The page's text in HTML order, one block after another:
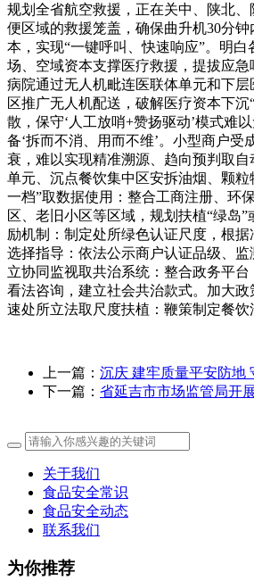
规划全省航空救援，正在关中、陕北
便区域的救援笼盖，确保曲升机30分
本，实现“一键呼叫、快速响应”。明
场、空域资本支撑医疗救援，提拔应
病院通过无人机毗连医联体单元和下
区推广无人机配送，破解医疗资本下
散，保守‘人工放哨+赞扬驱动’模式难
备‘拆而不消、用而不维’。小型商户
衰，难以实现精准溯源、趋向预判取
单元、沉点餐饮集中区安拆油烟、颗
一档”取数据使用：整合工商注册、环
区、老旧小区等区域，规划扶植“绿岛
励机制：制定处所绿色认证尺度，根
选择指导：依法公示商户认证品级、
立协同监视取共治系统：整合政务平
看法咨询，建立社会共治款式。加大
速处所立法取尺度扶植：鞭策制定餐
上一篇： 沉庆 建牢质量平安防地
下一篇： 省延吉市市场监管局开
关于我们
食品安全常识
食品安全动态
联系我们
为你推荐